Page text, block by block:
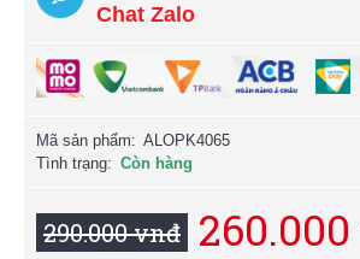
Chat Zalo
Mã sản phẩm: ALOPK4065
Tình trạng: Còn hàng
290.000 vnđ